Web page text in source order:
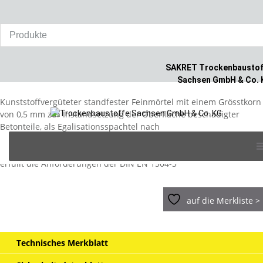
SAKRET
Sachsen GmbH & Co.
content
SAKRET Feinmörtel PCC F
Kunststoffvergüteter standfester Feinmörtel mit einem Grösstkorn
von 0,5 mm zur Instandsetzung der Oberfläche beschädigter
Betonteile, als Egalisationsspachtel nach
erfüllt die Anforderungen der DIN EN 1504-3
auf die Merkliste >
Technisches Merkblatt